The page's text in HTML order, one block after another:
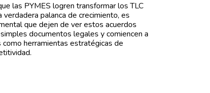
las PYMES logren transformar los TLC
verdadera palanca de crecimiento, es
que dejen de ver estos acuerdos
documentos legales y comiencen a
como herramientas estratégicas de